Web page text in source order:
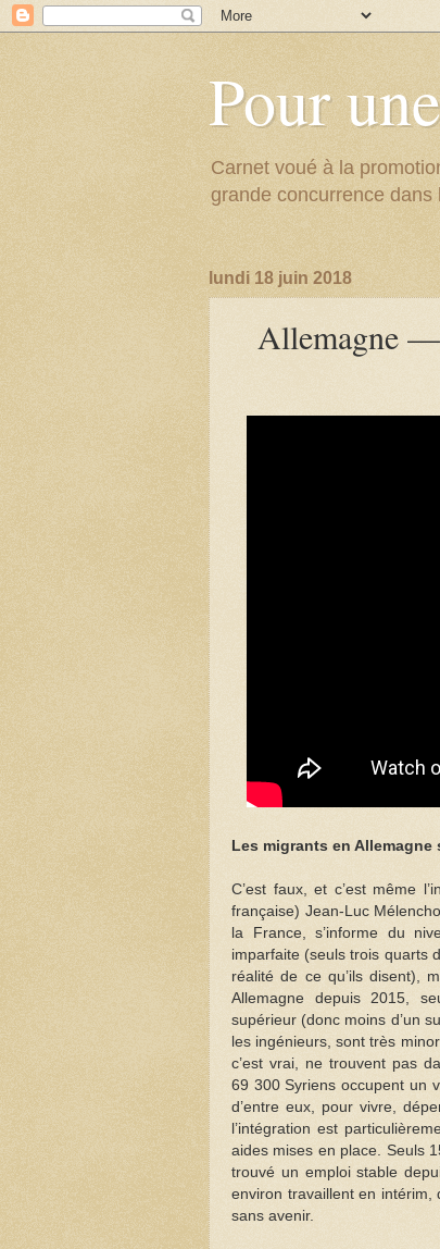
Pour
Carnet voué à la
grande concurrence dans
lundi 18 juin 2018
Allemagne —
Les migrants en
C’est faux, et c’est même
française) Jean-Luc
la France, s’informe du
imparfaite (seuls trois quarts
réalité de ce qu’ils disent),
Allemagne depuis 2015,
supérieur (donc moins d’un
les ingénieurs, sont très
c’est vrai, ne trouvent pas
69 300 Syriens occupent un
d’entre eux, pour vivre,
l’intégration est
aides mises en place. Seuls
trouvé un emploi stable
environ travaillent en intérim,
sans avenir.